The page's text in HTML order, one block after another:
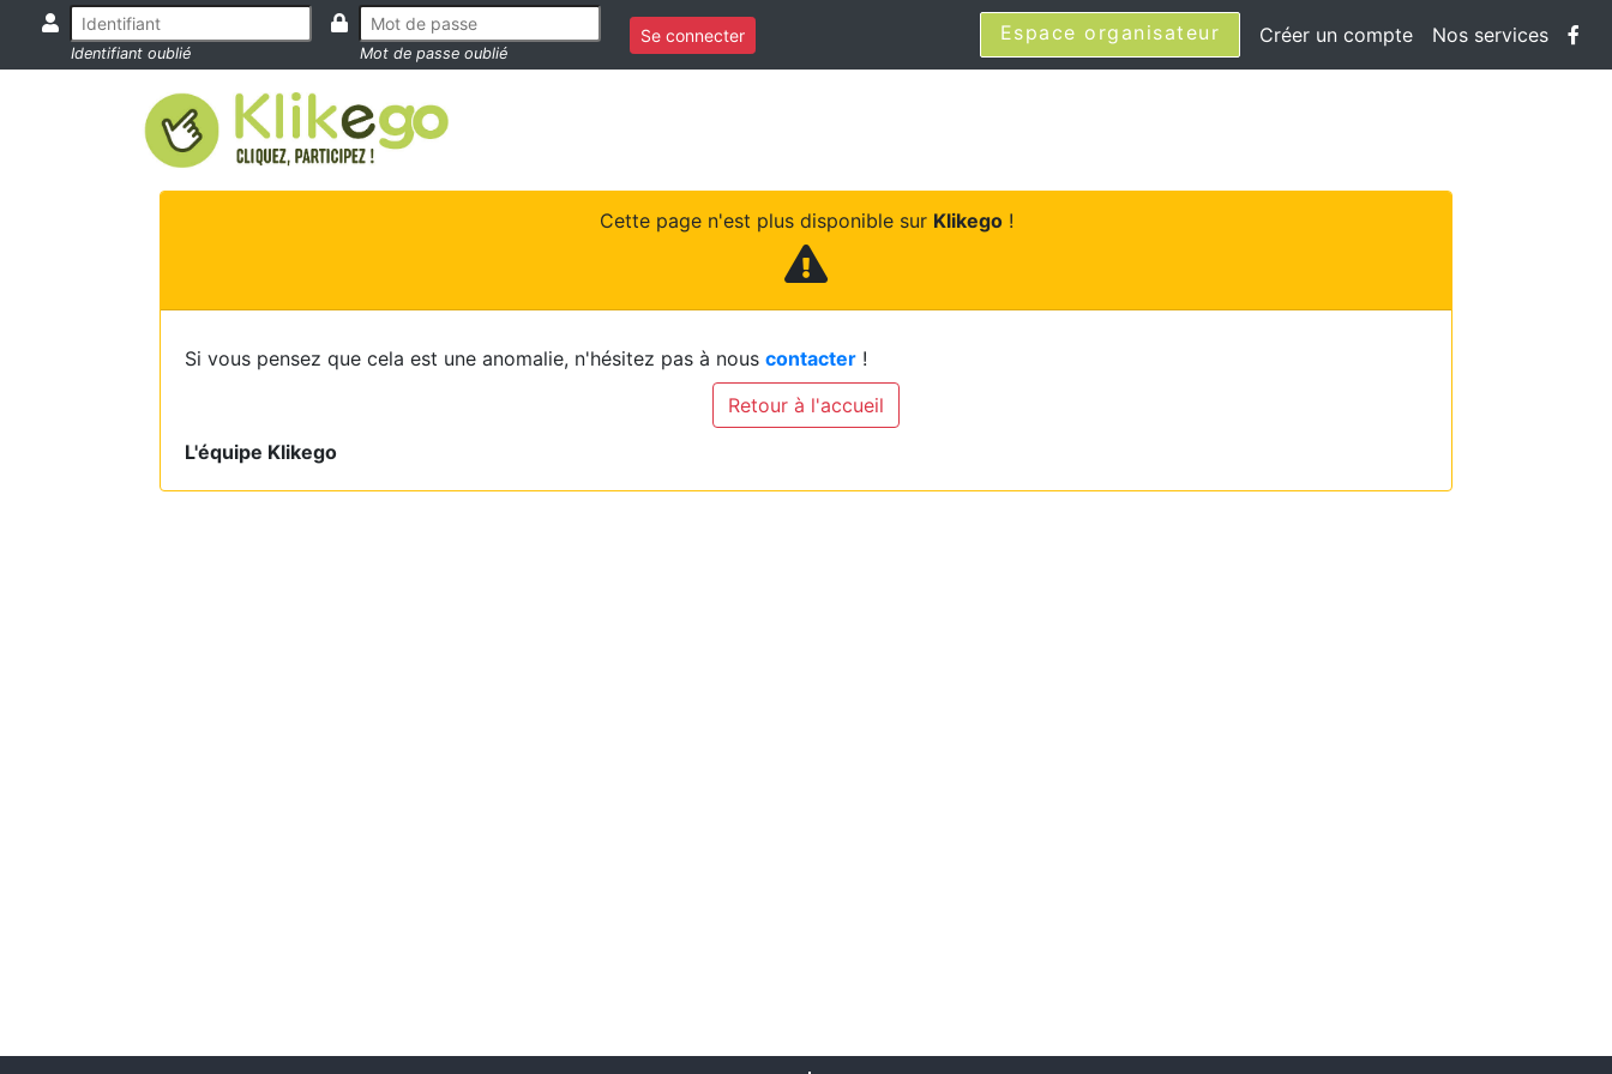
Identifiant oublié Mot de passe oublié
Se connecter Espace organisateur Créer un compte Nos services
Cette page n'est plus disponible sur Klikego!
Si vous pensez que cela est une anomalie, n'hésitez pas à nous contacter !
Retour à l'accueil
L'équipe Klikego